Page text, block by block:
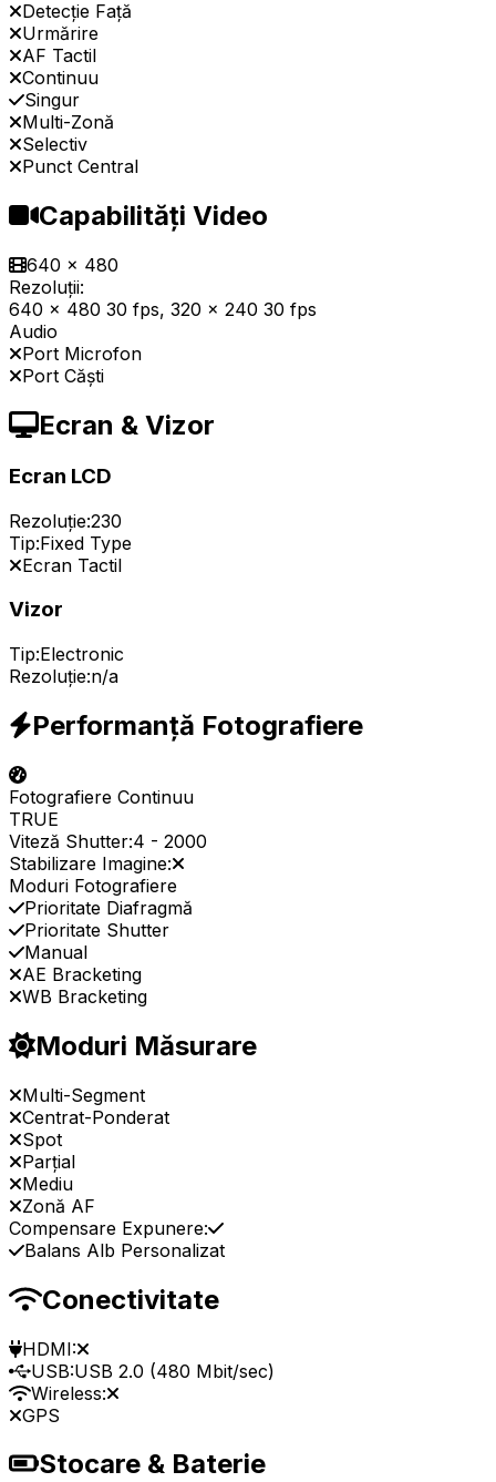
Detecție Față
Urmărire
AF Tactil
Continuu
Singur
Multi-Zonă
Selectiv
Punct Central
Capabilități Video
640 x 480
Rezoluții:
640 x 480 30 fps, 320 x 240 30 fps
Audio
Port Microfon
Port Căști
Ecran & Vizor
Ecran LCD
Rezoluție:230
Tip:Fixed Type
Ecran Tactil
Vizor
Tip:Electronic
Rezoluție:n/a
Performanță Fotografiere
Fotografiere Continuu
TRUE
Viteză Shutter:4 - 2000
Stabilizare Imagine:
Moduri Fotografiere
Prioritate Diafragmă
Prioritate Shutter
Manual
AE Bracketing
WB Bracketing
Moduri Măsurare
Multi-Segment
Centrat-Ponderat
Spot
Parțial
Mediu
Zonă AF
Compensare Expunere:
Balans Alb Personalizat
Conectivitate
HDMI:
USB:USB 2.0 (480 Mbit/sec)
Wireless:
GPS
Stocare & Baterie